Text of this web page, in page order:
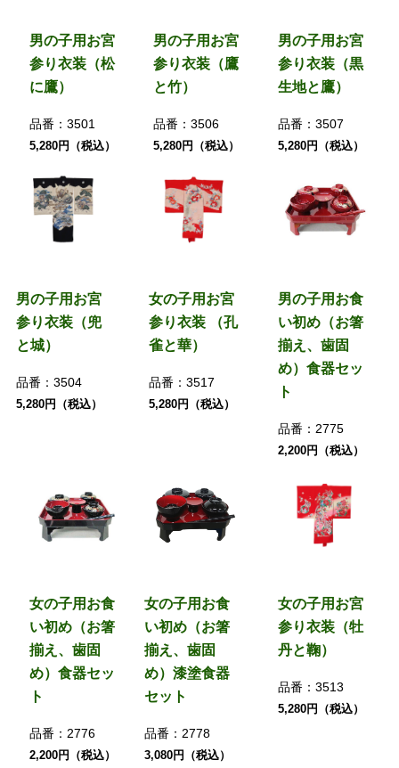
男の子用お宮
参り衣装（松
に鷹）
品番： 3501
5,280円（税込）
男の子用お宮
参り衣装（鷹
と竹）
品番：3506
5,280円（税込）
男の子用お宮
参り衣装（黒
生地と鷹）
品番：3507
5,280円（税込）
男の子用お宮
参り衣装（兜
と城）
品番： 3504
5,280円（税込）
女の子用お宮
参り衣装 （孔
雀と華）
品番：3517
5,280円（税込）
男の子用お食
い初め（お箸
揃え、歯固
め）食器セッ
ト
品番：2775
2,200円（税込）
女の子用お食
い初め（お箸
揃え、歯固
め）食器セッ
ト
品番： 2776
2,200円（税込）
女の子用お食
い初め（お箸
揃え、歯固
め）漆塗食器
セット
品番：2778
3,080円（税込）
女の子用お宮
参り衣装（牡
丹と鞠）
品番：3513
5,280円（税込）